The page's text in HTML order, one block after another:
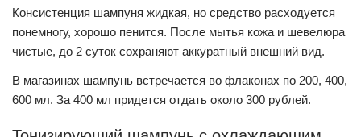
Консистенция шампуня жидкая, но средство расходуется
понемногу, хорошо пенится. После мытья кожа и шевелюра
чистые, до 2 суток сохраняют аккуратный внешний вид.
В магазинах шампунь встречается во флаконах по 200, 400,
600 мл. За 400 мл придется отдать около 300 рублей.